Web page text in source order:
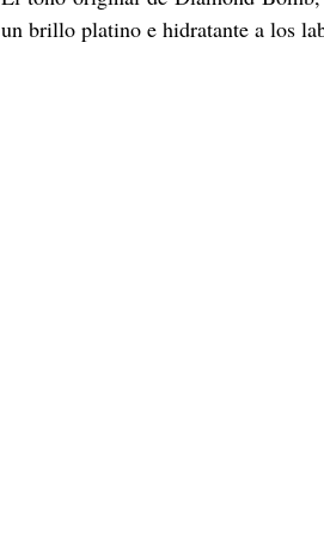
un brillo platino e hidratante a los